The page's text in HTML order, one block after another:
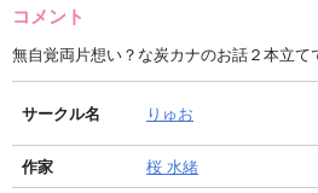
コメント
無自覚両片想い？な炭カナのお話２本立て
サークル名 りゅお
作家
桜 水緒